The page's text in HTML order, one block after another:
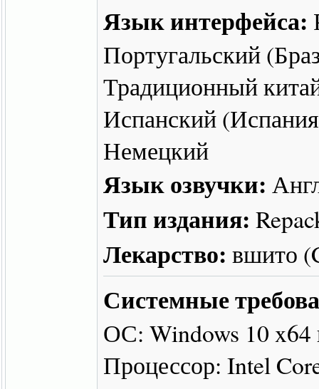
Язык интерфейса:
Португальский
Традиционный
Испанский
Немецкий
Язык озвучки:
Тип издания:
Лекарство: вшито
Системные
ОС: Windows 10
Процессор: Intel